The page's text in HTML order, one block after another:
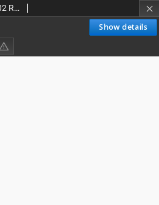
Show details
Głos Leszczyński 1933.06.02 R.14 Nr126